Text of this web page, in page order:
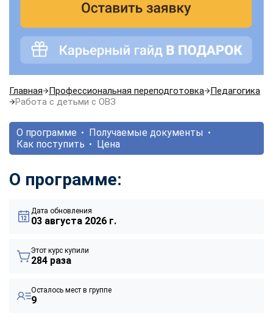
Главная Профессиональная переподготовка
Педагогика
Работа с детьми с ОВЗ
О программе
Получаемые документы
Как поступить
Цена
О программе:
Дата обновления
03 августа 2026 г.
Этот курс купили
284 раза
Осталось мест в группе
9